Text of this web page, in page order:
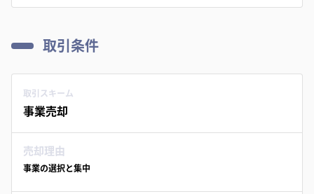
取引条件
取引スキーム
事業売却
売却理由
事業の選択と集中